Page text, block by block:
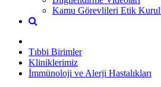
Kamu Görevlileri Etik
Tıbbi Birimler
Kliniklerimiz
İmmünoloji ve Alerji Hastalıkları